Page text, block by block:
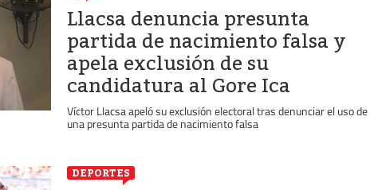
Llacsa denuncia presunta
partida de nacimiento falsa y
apela exclusión de su
candidatura al Gore Ica
Víctor Llacsa apeló su exclusión electoral tras denunciar el uso de
una presunta partida de nacimiento falsa
DEPORTES